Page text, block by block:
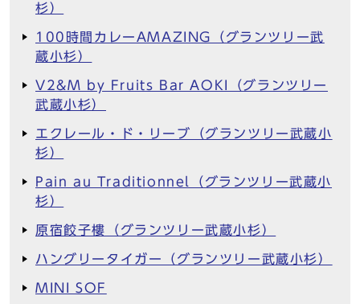
杉）
100時間カレーAMAZING（グランツリー武
蔵小杉）
V2&M by Fruits Bar AOKI（グランツリー
武蔵小杉）
エクレール・ド・リーブ（グランツリー武蔵小
杉）
Pain au Traditionnel（グランツリー武蔵小
杉）
原宿餃子樓（グランツリー武蔵小杉）
ハングリータイガー（グランツリー武蔵小杉）
MINI SOF